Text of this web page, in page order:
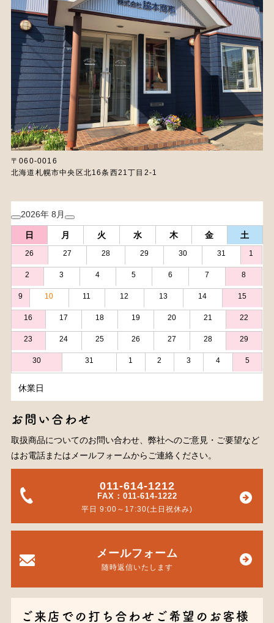
〒060-0016
北海道札幌市中央区北16条西21丁目2-1
2026年 8月
日 月 火 水 木 金 土
26 27 28 29 30 31 1
2 3 4 5 6 7 8
9 10 11 12 13 14 15
16 17 18 19 20 21 22
23 24 25 26 27 28 29
30 31 1 2 3 4 5
休業日
お問い合わせ
取扱商品についてのお問い合わせ、弊社へのご意見・ご要望など
はお電話またはメールフォームからご連絡ください。
011-614-1212
FAX：011-614-1222
平日 9:00～17:30(土日祝休み)
メールフォーム
随時返信いたします
ご来店での打ち合わせご希望のお客様